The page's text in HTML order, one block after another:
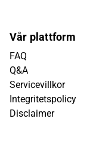
Vår plattform
FAQ
Q&A
Servicevillkor
Integritetspolicy
Disclaimer